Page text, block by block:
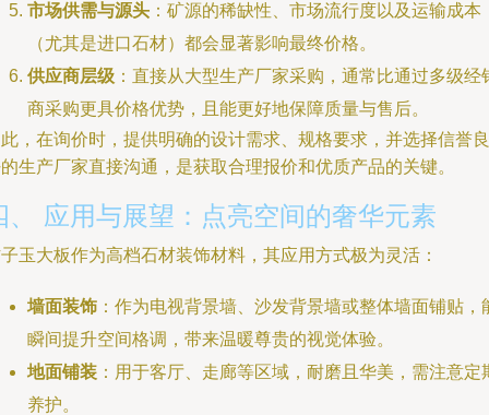
市场供需与源头 ：矿源的稀缺性、市场流行度以及运输成本
（尤其是进口石材）都会显著影响最终价格。
供应商层级 ：直接从大型生产厂家采购，通常比通过多级经
商采购更具价格优势，且能更好地保障质量与售后。
，在询价时，提供明确的设计需求、规格要求，并选择信誉良
生产厂家直接沟通，是获取合理报价和优质产品的关键。
、 应用与展望：点亮空间的奢华元素
玉大板作为高档石材装饰材料，其应用方式极为灵活：
墙面装饰 ：作为电视背景墙、沙发背景墙或整体墙面铺贴，
瞬间提升空间格调，带来温暖尊贵的视觉体验。
地面铺装 ：用于客厅、走廊等区域，耐磨且华美，需注意定
养护。